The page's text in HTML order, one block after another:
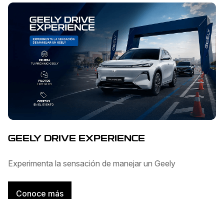
GEELY DRIVE EXPERIENCE
Experimenta la sensación de manejar un Geely
Conoce más